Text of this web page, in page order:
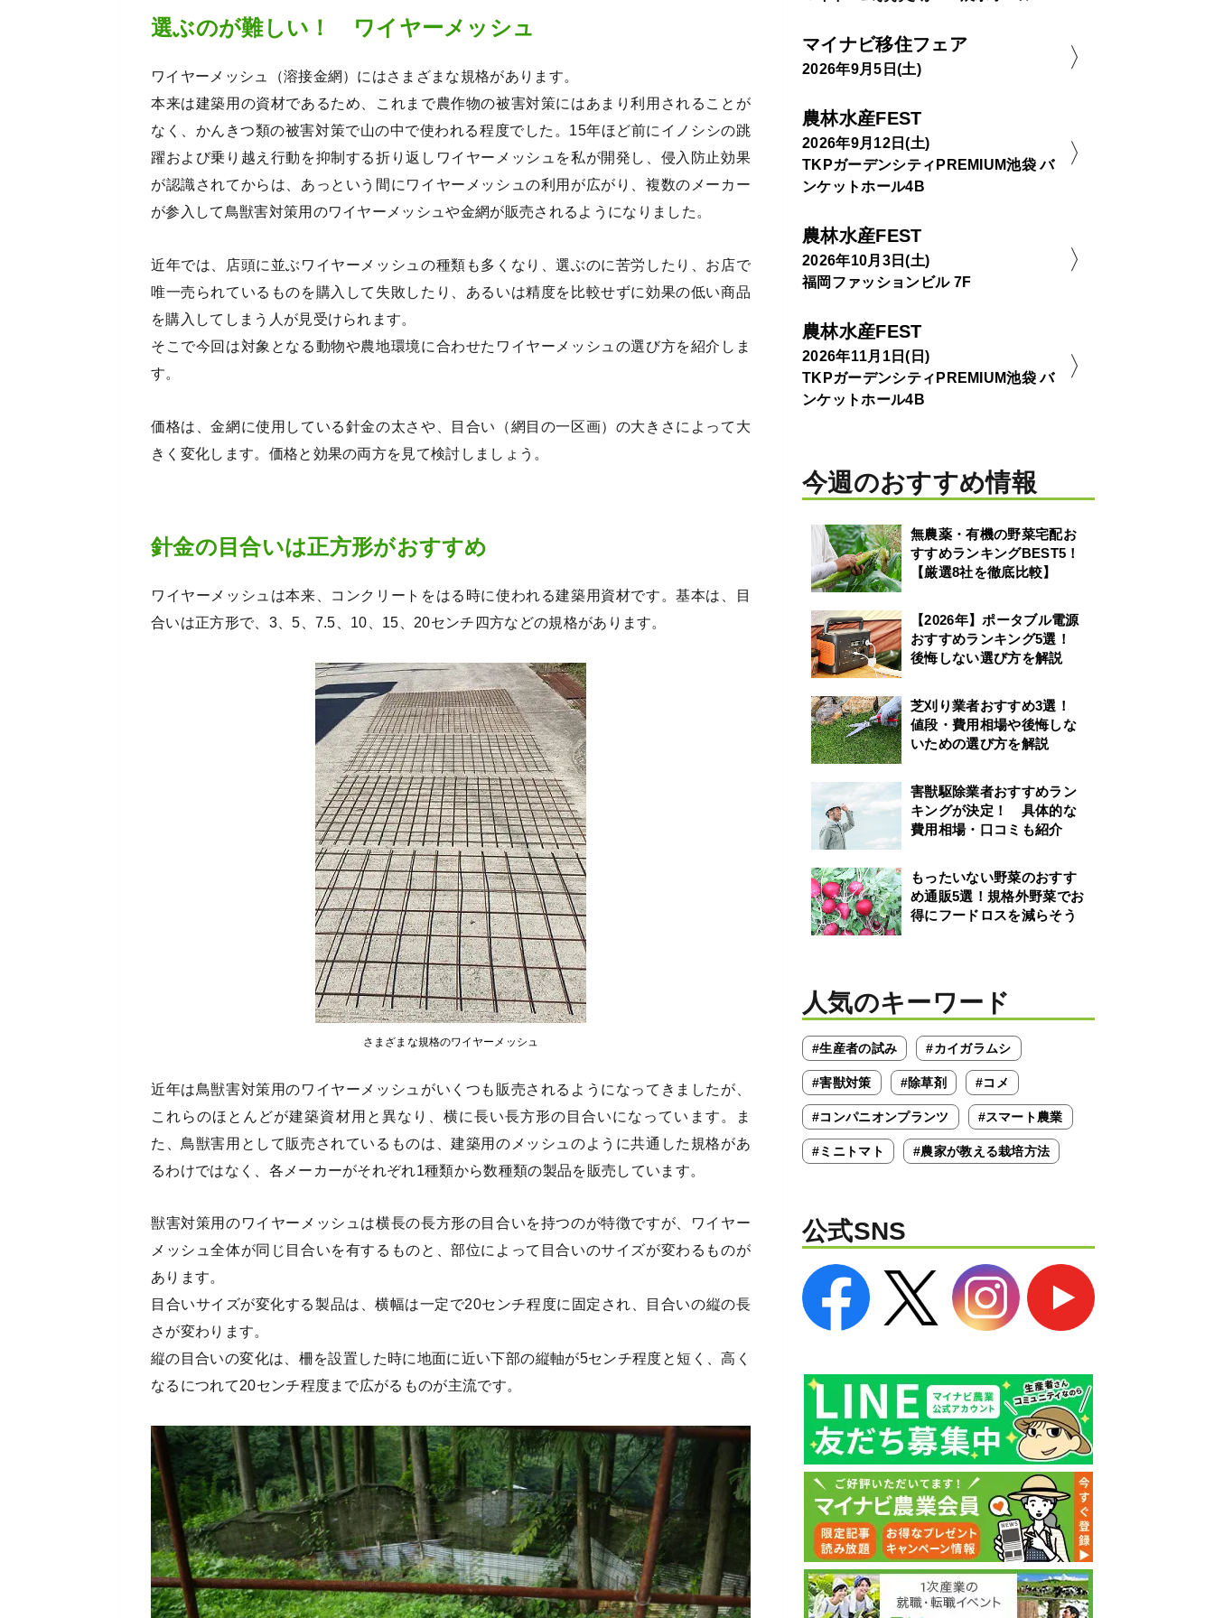
選ぶのが難しい！ ワイヤーメッシュ
ワイヤーメッシュ（溶接金網）にはさまざまな規格があります。
本来は建築用の資材であるため、これまで農作物の被害対策にはあまり利用されることが
なく、かんきつ類の被害対策で山の中で使われる程度でした。15年ほど前にイノシシの跳
躍および乗り越え行動を抑制する折り返しワイヤーメッシュを私が開発し、侵入防止効果
が認識されてからは、あっという間にワイヤーメッシュの利用が広がり、複数のメーカー
が参入して鳥獣害対策用のワイヤーメッシュや金網が販売されるようになりました。
近年では、店頭に並ぶワイヤーメッシュの種類も多くなり、選ぶのに苦労したり、お店で
唯一売られているものを購入して失敗したり、あるいは精度を比較せずに効果の低い商品
を購入してしまう人が見受けられます。
そこで今回は対象となる動物や農地環境に合わせたワイヤーメッシュの選び方を紹介しま
す。
価格は、金網に使用している針金の太さや、目合い（網目の一区画）の大きさによって大
きく変化します。価格と効果の両方を見て検討しましょう。
針金の目合いは正方形がおすすめ
ワイヤーメッシュは本来、コンクリートをはる時に使われる建築用資材です。基本は、目
合いは正方形で、3、5、7.5、10、15、20センチ四方などの規格があります。
さまざまな規格のワイヤーメッシュ
近年は鳥獣害対策用のワイヤーメッシュがいくつも販売されるようになってきましたが、
これらのほとんどが建築資材用と異なり、横に長い長方形の目合いになっています。ま
た、鳥獣害用として販売されているものは、建築用のメッシュのように共通した規格があ
るわけではなく、各メーカーがそれぞれ1種類から数種類の製品を販売しています。
獣害対策用のワイヤーメッシュは横長の長方形の目合いを持つのが特徴ですが、ワイヤー
メッシュ全体が同じ目合いを有するものと、部位によって目合いのサイズが変わるものが
あります。
目合いサイズが変化する製品は、横幅は一定で20センチ程度に固定され、目合いの縦の長
さが変わります。
縦の目合いの変化は、柵を設置した時に地面に近い下部の縦軸が5センチ程度と短く、高く
なるにつれて20センチ程度まで広がるものが主流です。
マイナビ移住フェア
2026年9月5日(土)
農林水産FEST
2026年9月12日(土)
TKPガーデンシティPREMIUM池袋 バ
ンケットホール4B
農林水産FEST
2026年10月3日(土)
福岡ファッションビル 7F
農林水産FEST
2026年11月1日(日)
TKPガーデンシティPREMIUM池袋 バ
ンケットホール4B
今週のおすすめ情報
無農薬・有機の野菜宅配お
すすめランキングBEST5！
【厳選8社を徹底比較】
【2026年】ポータブル電源
おすすめランキング5選！
後悔しない選び方を解説
芝刈り業者おすすめ3選！
値段・費用相場や後悔しな
いための選び方を解説
害獣駆除業者おすすめラン
キングが決定！ 具体的な
費用相場・口コミも紹介
もったいない野菜のおすす
め通販5選！規格外野菜でお
得にフードロスを減らそう
人気のキーワード
#生産者の試み #カイガラムシ
#害獣対策 #除草剤 #コメ
#コンパニオンプランツ #スマート農業
#ミニトマト #農家が教える栽培方法
公式SNS